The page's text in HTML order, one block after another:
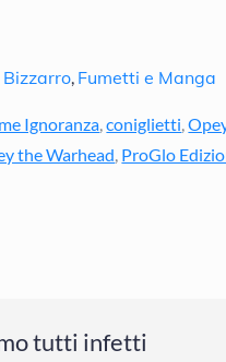
Bizzarro, Fumetti e Manga
Ignoranza,coniglietti,
the Warhead, ProGlo
tutti infetti